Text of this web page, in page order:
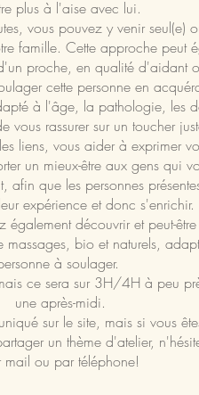
plus à l'aise avec lui.
vous pouvez y venir
famille. Cette approche peut
proche, en qualité d'aidant
cette personne en
à l'âge, la pathologie, les
vous rassurer sur un toucher
liens, vous aider à exprimer
un mieux-être aux gens qui
que les personnes
expérience et donc s'enrichir.
également découvrir et peut-
massages, bio et naturels,
à soulager.
ce sera sur 3H/4H à peu
une après-midi.
sur le site, mais si vous
un thème d'atelier,
mail ou par téléphone!